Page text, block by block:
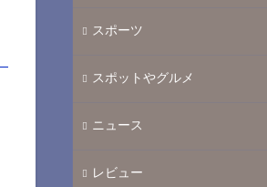
スポーツ
スポットやグルメ
ニュース
レビュー